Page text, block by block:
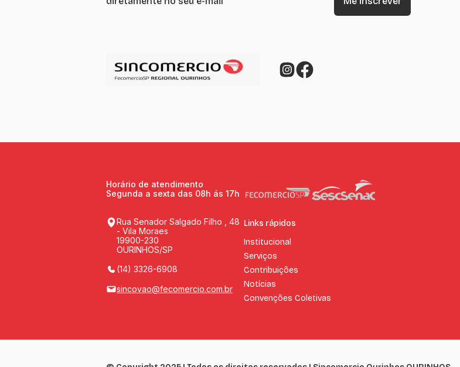
Horário de atendimento
Segunda a sexta das 08h ás 17h
Rua Senador Salgado Filho , 48
- Vila Moraes
19900-230
OURINHOS/SP
(14) 3326-6908
sincovao@fecomercio.com.br
Links rápidos
Institucional
Serviços
Contribuições
Notícias
Convenções Coletivas